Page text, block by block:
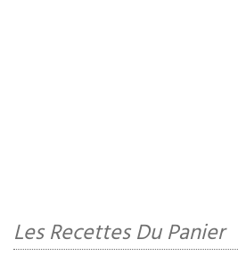
Les Recettes Du Panier